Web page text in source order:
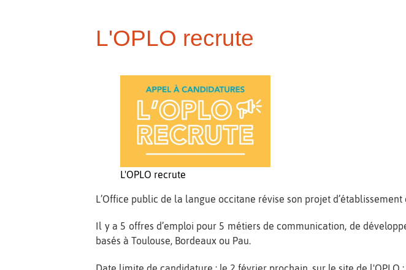
L'OPLO recrute
L'OPLO recrute
L’Office public de la langue occitane révise son projet d’établissement
Il y a 5 offres d’emploi pour 5 métiers de communication, de
basés à Toulouse, Bordeaux ou Pau.